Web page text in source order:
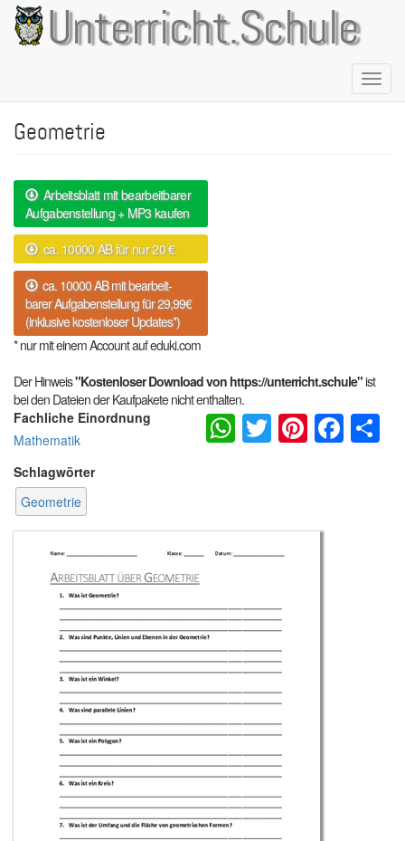
Direkt
zum
Inhalt
Unterricht.Schule
Geometrie
Arbeitsblatt mit bearbeitbarer
Aufgabenstellung + MP3 kaufen
ca. 10000 AB für nur 20 €
ca. 10000 AB mit bearbeit-
barer Aufgabenstellung für 29,99€
(inklusive kostenloser Updates*)
* nur mit einem Account auf eduki.com
Der Hinweis"Kostenloser Download von https://unterricht.schule"ist
bei den Dateien der Kaufpakete nicht enthalten.
Fachliche Einordnung
Mathematik
Schlagwörter
Geometrie
WhatsApp
Twitter